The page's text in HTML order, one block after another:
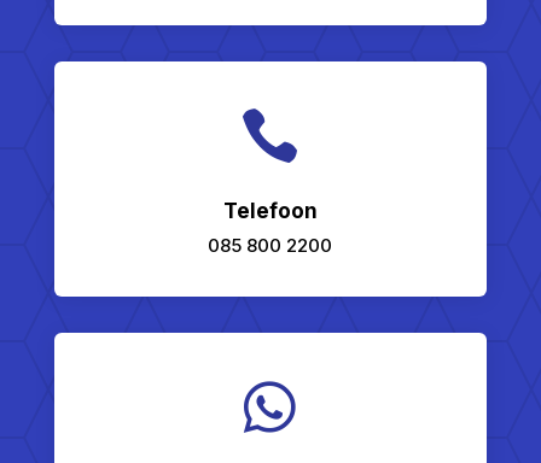

Telefoon
085 800 2200
